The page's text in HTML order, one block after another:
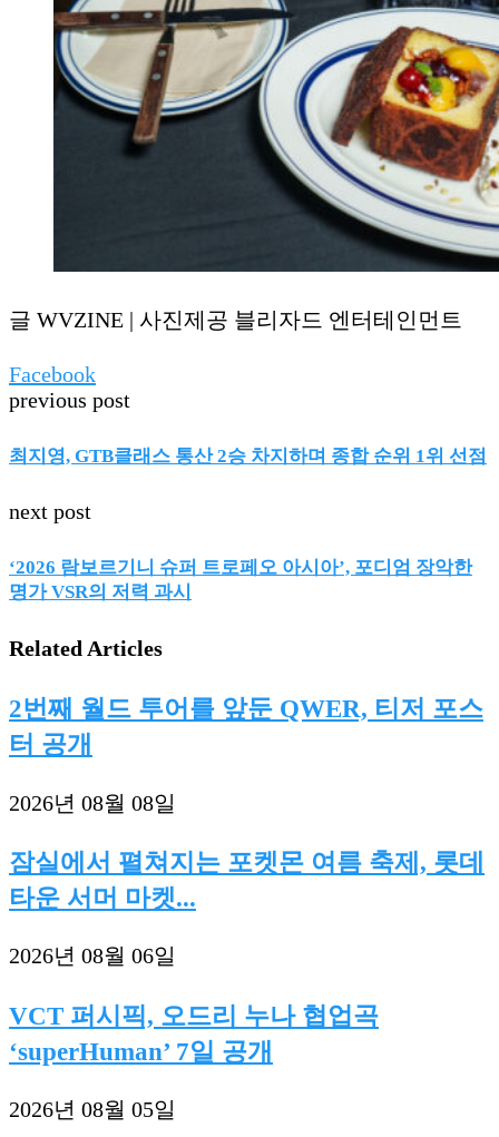
글 WVZINE | 사진제공 블리자드 엔터테인먼트
Facebook
previous post
최지영, GTB클래스 통산 2승 차지하며 종합 순위 1위 선점
next post
‘2026 람보르기니 슈퍼 트로페오 아시아’, 포디엄 장악한
명가 VSR의 저력 과시
Related Articles
2번째 월드 투어를 앞둔 QWER, 티저 포스
터 공개
2026년 08월 08일
잠실에서 펼쳐지는 포켓몬 여름 축제, 롯데
타운 서머 마켓...
2026년 08월 06일
VCT 퍼시픽, 오드리 누나 협업곡
‘superHuman’ 7일 공개
2026년 08월 05일